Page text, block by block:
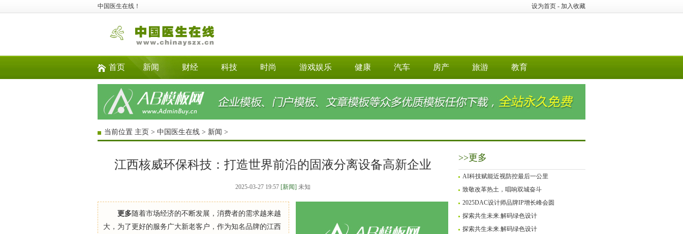
设为首页 - 加入收藏
中国医生在线！
首页 新闻 财经 科技 时尚 游戏娱乐 健康 汽车 房产 旅游 教育
当前位置 主页 > 中国医生在线 > 新闻 >
江西核威环保科技：打造世界前沿的固液分离设备高新企业
2025-03-27 19:57 [新闻] 未知
更多随着市场经济的不断发展，消费者的需求越来越
大，为了更好的服务广大新老客户，作为知名品牌的江西
>>更多
AI科技赋能近视防控最后一公里
致敬改革热土，唱响双城奋斗
2025DAC设计师品牌IP增长峰会圆
探索共生未来.解码绿色设计
探索共生未来.解码绿色设计